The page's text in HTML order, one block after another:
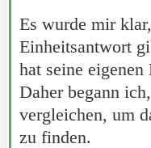
Es wurde mir
Einheitsantwort
hat seine
Daher begann
vergleichen, um
zu finden.